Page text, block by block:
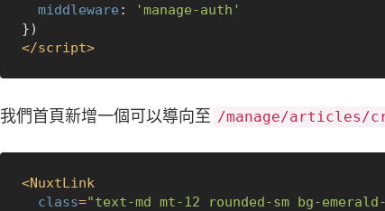
middleware :
'manage-auth'
</script>
我們首頁新增一個可以導向至 /manage/articles/
<NuxtLink
class="text-md mt-12 rounded-sm bg-